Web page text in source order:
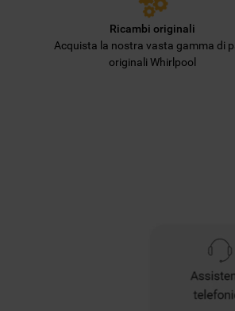
Ricambi originali
Acquista la nostra vasta gamma di
originali Whirlpool